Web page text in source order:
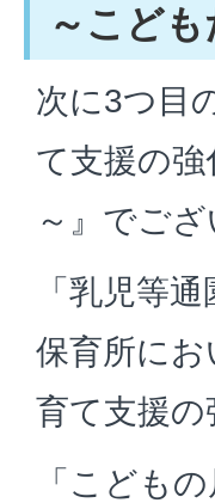
～こど
次に3つ目
て支援の
～』でござ
「乳児等
保育所に
育て支援
「こども